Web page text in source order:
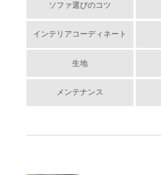
ソファ選びのコツ
インテリアコーディネート
生地
メンテナンス